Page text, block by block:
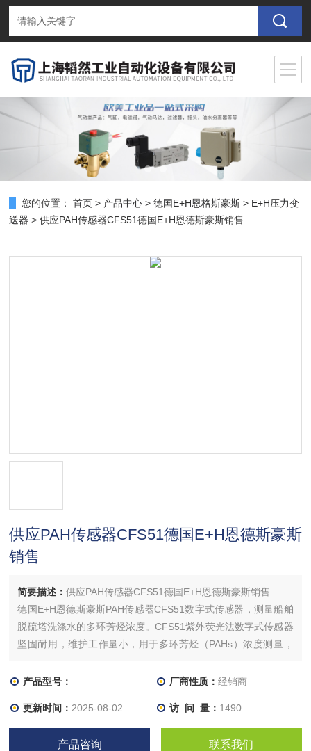
您的位置： 首页 > 产品中心 >德国E+H恩格斯豪斯 > E+H压力变
送器 > 供应PAH传感器CFS51德国E+H恩德斯豪斯销售
供应PAH传感器CFS51德国E+H恩德斯豪斯
销售
简要描述：供应PAH传感器CFS51德国E+H恩德斯豪斯销售
德国E+H恩德斯豪斯PAH传感器CFS51数字式传感器，测量船舶
脱硫塔洗涤水的多环芳烃浓度。CFS51紫外荧光法数字式传感器
坚固耐用，维护工作量小，用于多环芳烃（PAHs）浓度测量，
人们必须实施监测多个参数，从而确保工厂和员工安全。不同工
产品型号： 厂商性质： 经销商
更新时间： 2025-08-02 访 问 量： 1490
产品咨询 联系我们